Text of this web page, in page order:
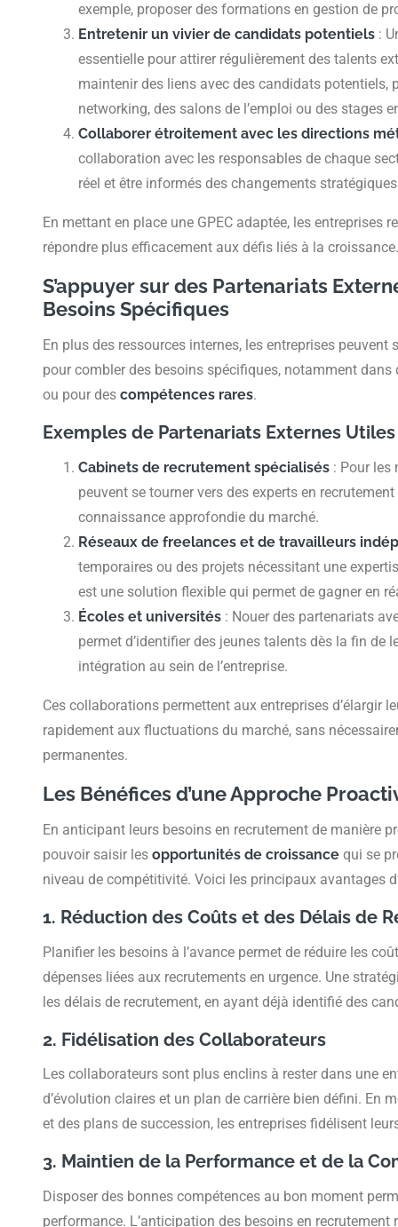
exemple, proposer des formations en gestion de
Entretenir un vivier de candidats potentiels :
essentielle pour attirer régulièrement des talents
maintenir des liens avec des candidats potentiels,
networking, des salons de l’emploi ou des stages
Collaborer étroitement avec les directions
collaboration avec les responsables de chaque
réel et être informés des changements
En mettant en place une GPEC adaptée, les entreprises
répondre plus efficacement aux défis liés à la
S’appuyer sur des Partenariats
Besoins Spécifiques
En plus des ressources internes, les entreprises peuvent
pour combler des besoins spécifiques, notamment dans
ou pour descompétences rares.
Exemples de Partenariats Externes Utiles
Cabinets de recrutement spécialisés : Pour les
peuvent se tourner vers des experts en
connaissance approfondie du marché.
Réseaux de freelances et de travailleurs
temporaires ou des projets nécessitant une
est une solution flexible qui permet de gagner en
Écoles et universités : Nouer des partenariats
permet d’identifier des jeunes talents dès la fin de
intégration au sein de l’entreprise.
Ces collaborations permettent aux entreprises d’élargir
rapidement aux fluctuations du marché, sans
permanentes.
Les Bénéfices d’une Approche
En anticipant leurs besoins en recrutement de manière
pouvoir saisir lesopportunités de croissance qui se
niveau de compétitivité. Voici les principaux avantages
1. Réduction des Coûts et des Délais de
Planifier les besoins à l’avance permet de réduire les
dépenses liées aux recrutements en urgence. Une
les délais de recrutement, en ayant déjà identifié des
2. Fidélisation des Collaborateurs
Les collaborateurs sont plus enclins à rester dans une
d’évolution claires et un plan de carrière bien défini. En
et des plans de succession, les entreprises fidélisent
3. Maintien de la Performance et de la
Disposer des bonnes compétences au bon moment
performance. L’anticipation des besoins en recrutement